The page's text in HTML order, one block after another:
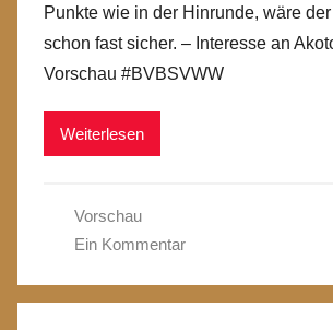
Punkte wie in der Hinrunde, wäre
schon fast sicher. – Interesse an
Vorschau #BVBSVWW
Weiterlesen
Vorschau
Ein Kommentar